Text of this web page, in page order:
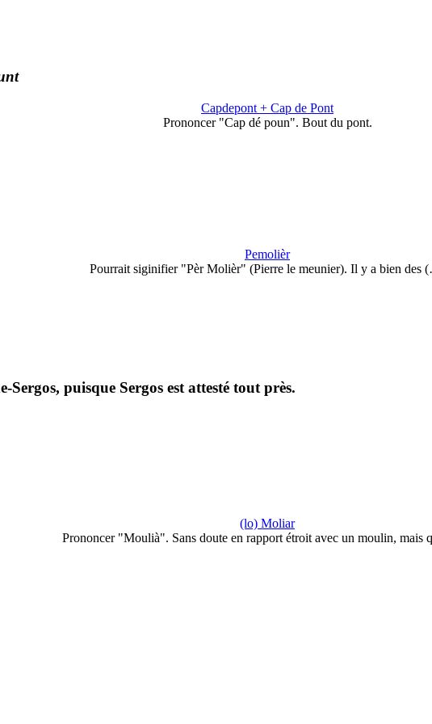
Capdepont + Cap de Pont
Prononcer "Cap dé poun". Bout du pont.
Pemolièr
Pourrait siginifier "Pèr Molièr" (Pierre le meunier). Il y a bien des
Sergos, puisque Sergos est attesté tout près.
(lo) Moliar
Prononcer "Moulià". Sans doute en rapport étroit avec un moulin,